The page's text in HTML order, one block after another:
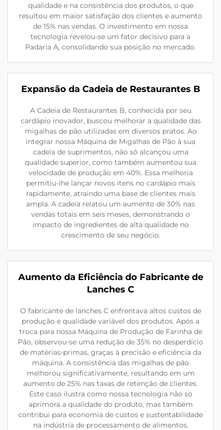
qualidade e na consistência dos produtos, o que
resultou em maior satisfação dos clientes e aumento
de 15% nas vendas. O investimento em nossa
tecnologia revelou-se um fator decisivo para a
Padaria A, consolidando sua posição no mercado.
Expansão da Cadeia de Restaurantes B
A Cadeia de Restaurantes B, conhecida por seu
cardápio inovador, buscou melhorar a qualidade das
migalhas de pão utilizadas em diversos pratos. Ao
integrar nossa Máquina de Migalhas de Pão à sua
cadeia de suprimentos, não só alcançou uma
qualidade superior, como também aumentou sua
velocidade de produção em 40%. Essa melhoria
permitiu-lhe lançar novos itens no cardápio mais
rapidamente, atraindo uma base de clientes mais
ampla. A cadeia relatou um aumento de 30% nas
vendas totais em seis meses, demonstrando o
impacto de ingredientes de alta qualidade no
crescimento de seu negócio.
Aumento da Eficiência do Fabricante de
Lanches C
O fabricante de lanches C enfrentava altos custos de
produção e qualidade variável dos produtos. Após a
troca para nossa Máquina de Produção de Farinha de
Pão, observou-se uma redução de 35% no desperdício
de matérias-primas, graças à precisão e eficiência da
máquina. A consistência das migalhas de pão
melhorou significativamente, resultando em um
aumento de 25% nas taxas de retenção de clientes.
Este caso ilustra como nossa tecnologia não só
aprimora a qualidade do produto, mas também
contribui para economia de custos e sustentabilidade
na indústria de processamento de alimentos.